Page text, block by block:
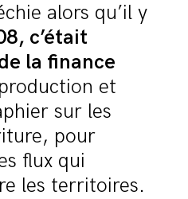
alors qu’il y
c’était
la finance
et
sur les
pour
flux qui
les territoires.